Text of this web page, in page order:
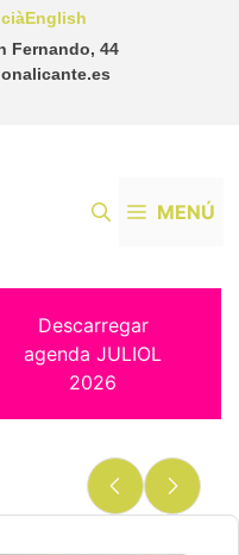
Fernando, 44
English
MENÚ
Descarregar
agenda JULIOL
2026